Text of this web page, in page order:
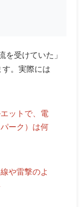
を受けていた」
す。実際には
ットで、電
ーク）は何
や雷撃のよ